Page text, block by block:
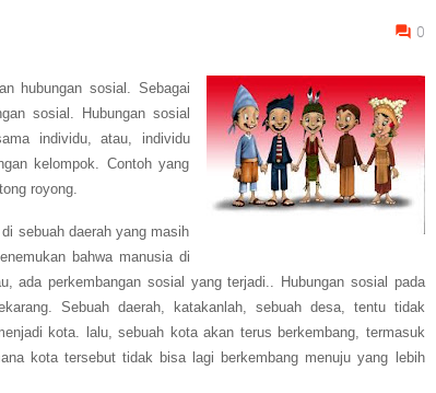
0
hubungan sosial. Sebagai
sosial. Hubungan sosial
individu, atau, individu
kelompok. Contoh yang
royong.
daerah yang masih
bahwa manusia di
ada perkembangan sosial yang terjadi.. Hubungan sosial pada
Sebuah daerah, katakanlah, sebuah desa, tentu tidak
kota. lalu, sebuah kota akan terus berkembang, termasuk
kota tersebut tidak bisa lagi berkembang menuju yang lebih